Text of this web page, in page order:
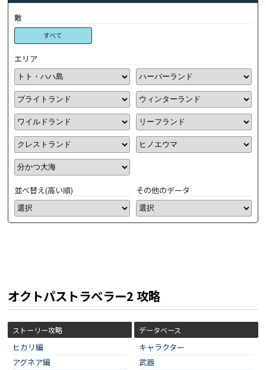
敵
すべて
エリア
並べ替え(高い順) その他のデータ
オクトパストラベラー2 攻略
ストーリー攻略
ヒカリ編
アグネア編
データベース
キャラクター
武器